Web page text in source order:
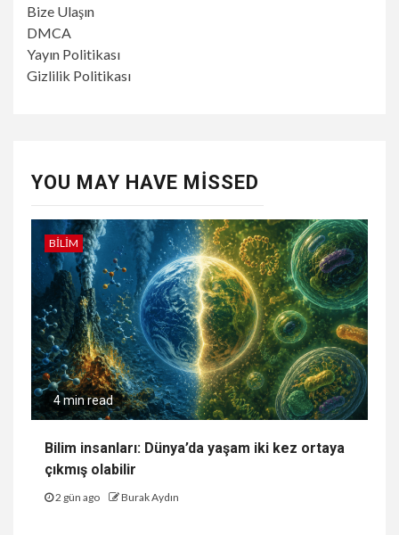
Bize Ulaşın
DMCA
Yayın Politikası
Gizlilik Politikası
YOU MAY HAVE MISSED
BILIM
4 min read
Bilim insanları: Dünya’da yaşam iki kez ortaya
çıkmış olabilir
2 gün ago Burak Aydın